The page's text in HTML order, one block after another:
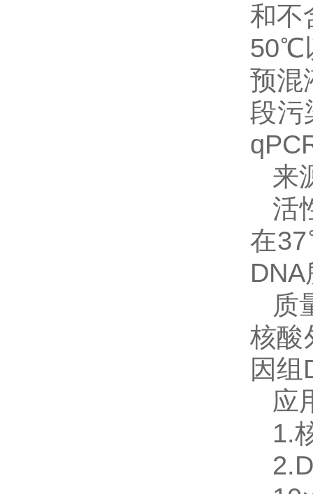
和不
50℃
预混
段污
来
活
在
质
核酸
因组
应
1.